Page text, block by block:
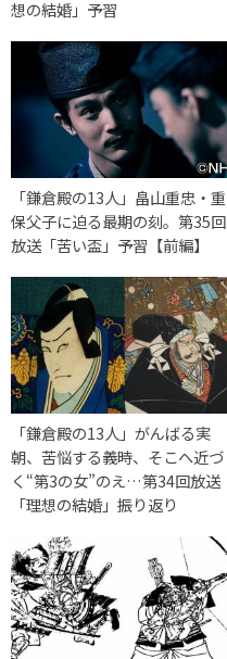
想の結婚」予習
「鎌倉殿の13人」畠山重忠・重
保父子に迫る最期の刻。第35回
放送「苦い盃」予習【前編】
「鎌倉殿の13人」がんばる実
朝、苦悩する義時、そこへ近づ
く“第3の女”のえ…第34回放送
「理想の結婚」振り返り